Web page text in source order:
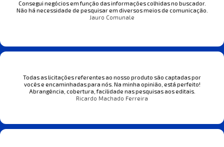
Consegui negócios em função das informações colhidas no buscador.
Não há necessidade de pesquisar em diversos meios de comunicação.
Jauro Comunale
Todas as licitações referentes ao nosso produto são captadas por
vocês e encaminhadas para nós. Na minha opinião, está perfeito!
Abrangência, cobertura, facilidade nas pesquisas aos editais.
Ricardo Machado Ferreira